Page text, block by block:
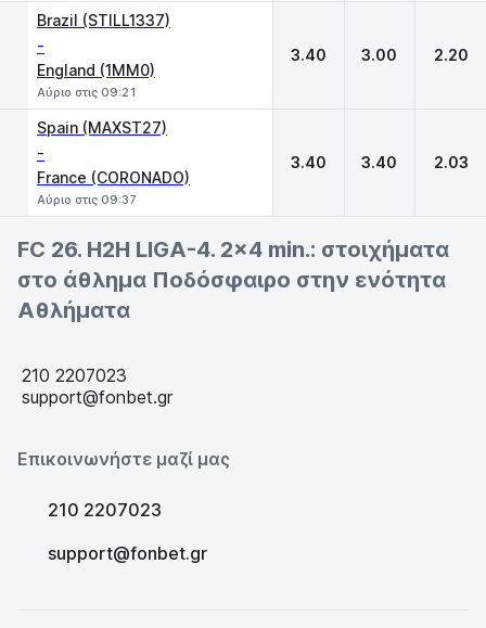
Brazil (STILL1337)
-
England (1MM0)
Αύριο στις 09:21
3.40 3.00 2.20
Spain (MAXST27)
-
France (CORONADO)
Αύριο στις 09:37
3.40 3.40 2.03
FC 26. H2H LIGA-4. 2x4 min.: στοιχήματα
στο άθλημα Ποδόσφαιρο στην ενότητα
Αθλήματα
210 2207023
support@fonbet.gr
Επικοινωνήστε μαζί μας
210 2207023
support@fonbet.gr